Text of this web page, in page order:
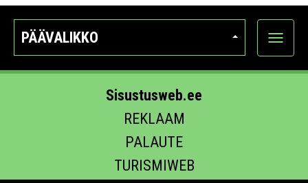
PÄÄVALIKKO
Näytä
Sisustusweb.ee
REKLAAM
PALAUTE
TURISMIWEB